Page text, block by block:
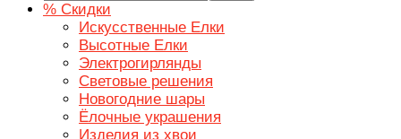
% Скидки
Искусственные Елки
Высотные Елки
Электрогирлянды
Световые решения
Новогодние шары
Ёлочные украшения
Изделия из хвои